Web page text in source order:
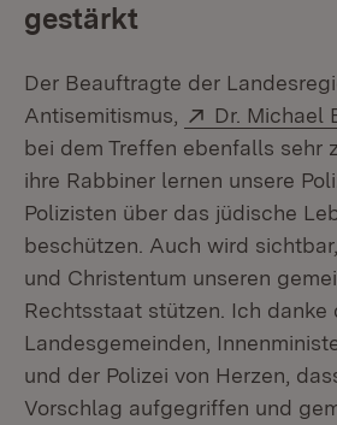
gestärkt
Der Beauftragte der
Antisemitismus,
Extern:
Dr. Michael
bei dem Treffen ebenfalls sehr
ihre Rabbiner lernen unsere
Polizisten über das jüdische
beschützen. Auch wird
und Christentum unseren
Rechtsstaat stützen. Ich danke
Landesgemeinden,
und der Polizei von Herzen,
Vorschlag aufgegriffen und